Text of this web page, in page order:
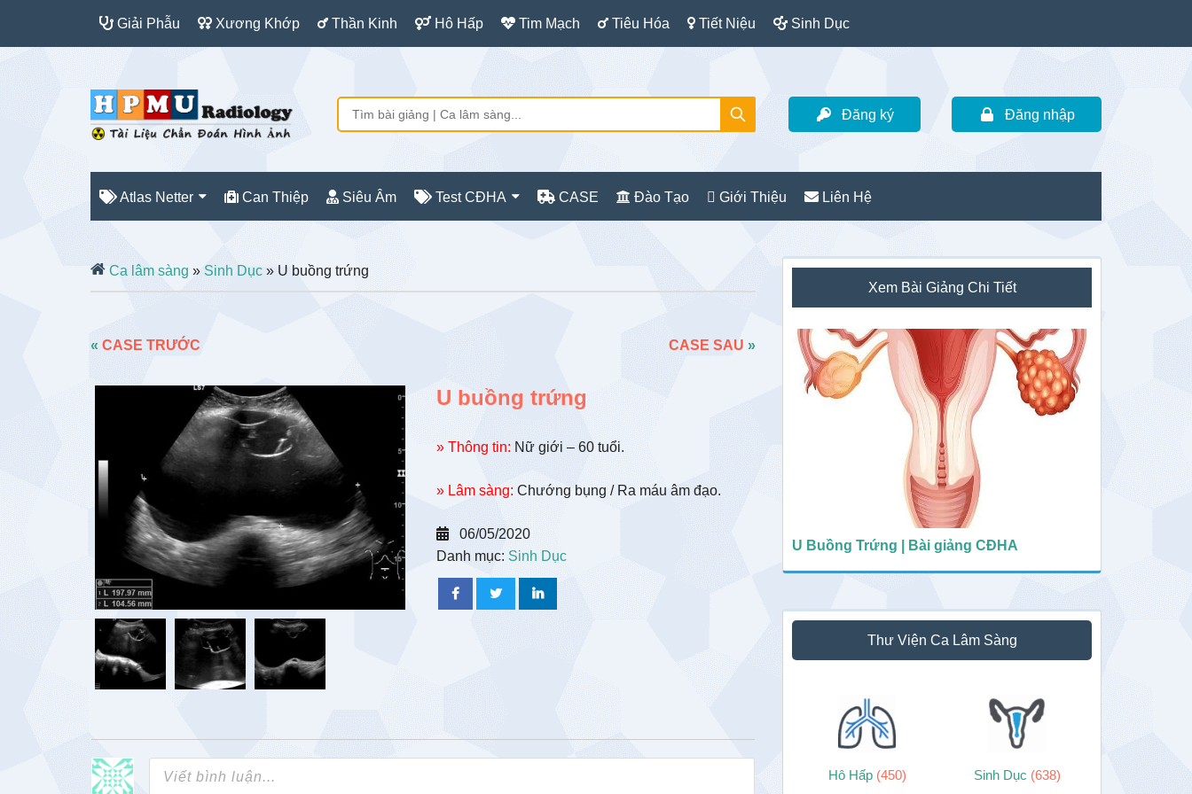
Giải Phẫu Xương Khớp Thần Kinh Hô Hấp Tim Mạch Tiêu Hóa Tiết Niệu Sinh Dục
Đăng ký Đăng nhập
Atlas Netter Can Thiệp Siêu Âm Test CĐHA CASE Đào Tạo Giới Thiệu Liên Hệ
Ca lâm sàng » Sinh Dục » U buồng trứng
« CASE TRƯỚC CASE SAU »
U buồng trứng
» Thông tin: Nữ giới – 60 tuổi.
» Lâm sàng: Chướng bụng / Ra máu âm đạo.
06/05/2020
Danh mục: Sinh Dục
Sidebar
chính
Xem Bài Giảng Chi Tiết
U Buồng Trứng | Bài giảng CĐHA
Thư Viện Ca Lâm Sàng
Hô Hấp (450) Sinh Dục (638)